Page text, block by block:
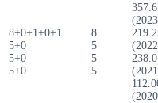
8+0+1+0+1
5+0
5+0
5+0
8
5
5
5